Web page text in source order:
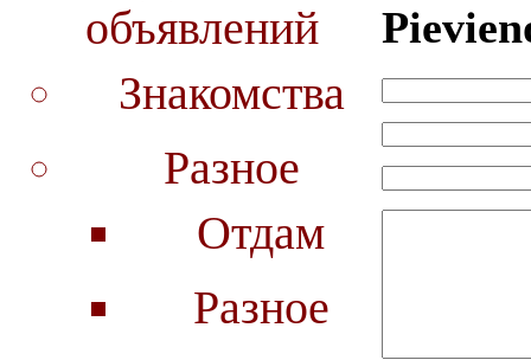
объявлений
Знакомства
Разное
Отдам
Разное